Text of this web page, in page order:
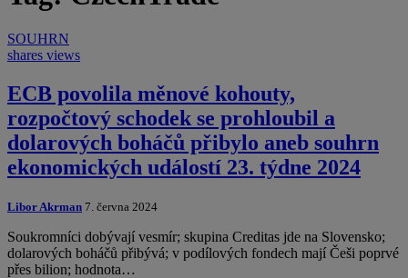
SOUHRN
shares views
ECB povolila měnové kohouty,
rozpočtový schodek se prohloubil a
dolarových boháčů přibylo aneb souhrn
ekonomických událostí 23. týdne 2024
Libor Akrman 7. června 2024
Soukromníci dobývají vesmír; skupina Creditas jde na Slovensko;
dolarových boháčů přibývá; v podílových fondech mají Češi poprvé
přes bilion; hodnota…